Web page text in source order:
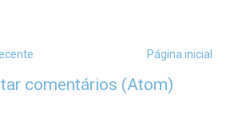
Página inicial
comentários (Atom)